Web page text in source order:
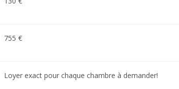
755 €
Loyer exact pour chaque chambre à demander!